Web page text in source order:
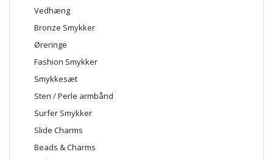
Vedhæng
Bronze Smykker
Øreringe
Fashion Smykker
Smykkesæt
Sten / Perle armbånd
Surfer Smykker
Slide Charms
Beads & Charms